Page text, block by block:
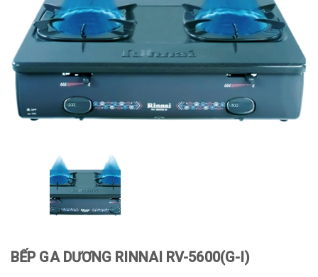
BẾP GA DƯƠNG RINNAI RV-5600(G-I)